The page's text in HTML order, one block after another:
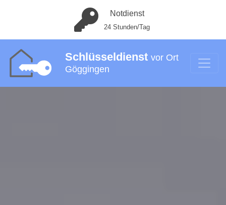
Notdienst
24 Stunden/Tag
Schlüsseldienst vor Ort
Göggingen